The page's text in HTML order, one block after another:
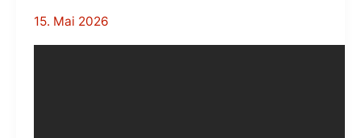
15. Mai 2026